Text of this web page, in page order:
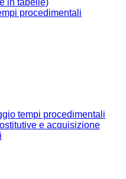
in tabelle)
procedimentali
tempi procedimentali
e acquisizione